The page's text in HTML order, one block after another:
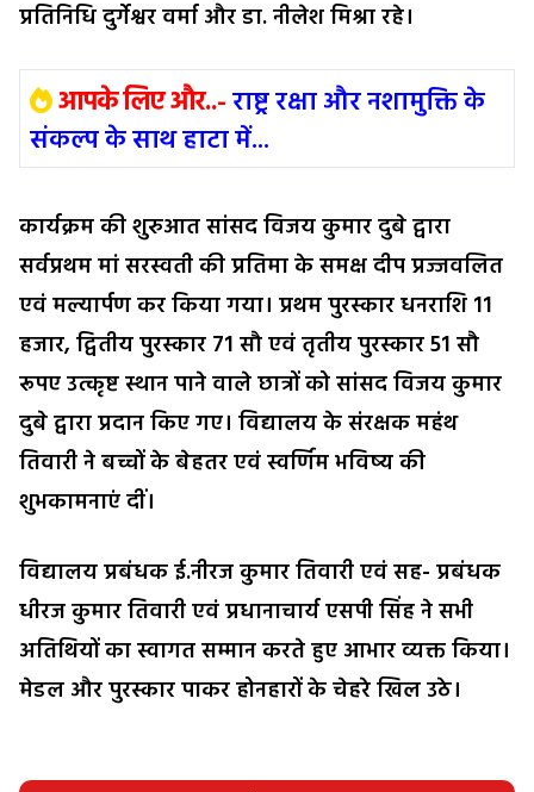
प्रतिनिधि दुर्गेश्वर वर्मा और डा. नीलेश मिश्रा रहे।
आपके लिए और..-राष्ट्र रक्षा और नशामुक्ति के
संकल्प के साथ हाटा में...
कार्यक्रम की शुरुआत सांसद विजय कुमार दुबे द्वारा
सर्वप्रथम मां सरस्वती की प्रतिमा के समक्ष दीप प्रज्जवलित
एवं मल्यार्पण कर किया गया। प्रथम पुरस्कार धनराशि 11
हजार, द्वितीय पुरस्कार 71 सौ एवं तृतीय पुरस्कार 51 सौ
रूपए उत्कृष्ट स्थान पाने वाले छात्रों को सांसद विजय कुमार
दुबे द्वारा प्रदान किए गए। विद्यालय के संरक्षक महंथ
तिवारी ने बच्चों के बेहतर एवं स्वर्णिम भविष्य की
शुभकामनाएं दीं।
विद्यालय प्रबंधक ई.नीरज कुमार तिवारी एवं सह- प्रबंधक
धीरज कुमार तिवारी एवं प्रधानाचार्य एसपी सिंह ने सभी
अतिथियों का स्वागत सम्मान करते हुए आभार व्यक्त किया।
मेडल और पुरस्कार पाकर होनहारों के चेहरे खिल उठे।